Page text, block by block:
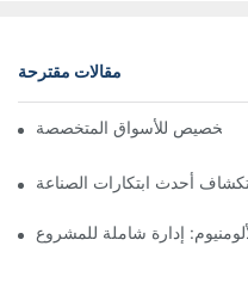
مقالات مقترحة
التخصيص للأسواق المتخصصة
أحدث ابتكارات الصناعة
إدارة شاملة للمشروع